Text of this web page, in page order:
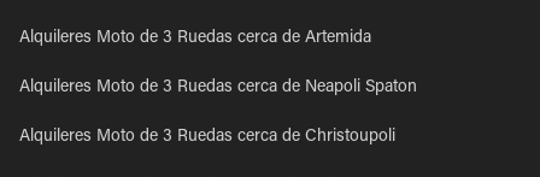
Alquileres Moto de 3 Ruedas cerca de Artemida
Alquileres Moto de 3 Ruedas cerca de Neapoli Spaton
Alquileres Moto de 3 Ruedas cerca de Christoupoli